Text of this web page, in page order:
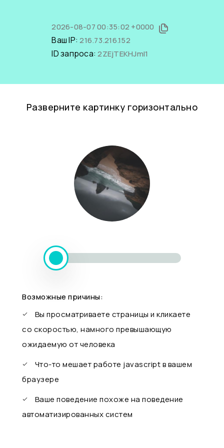
2026-08-07 00:35:02 +0000
Ваш IP:216.73.216.152
ID запроса:2ZEjTEKHJmI1
Разверните картинку горизонтально
Возможные причины:
Вы просматриваете страницы и кликаете
со скоростью, намного превышающую
ожидаемую от человека
Что-то мешает работе javascript в вашем
браузере
Ваше поведение похоже на поведение
автоматизированных систем